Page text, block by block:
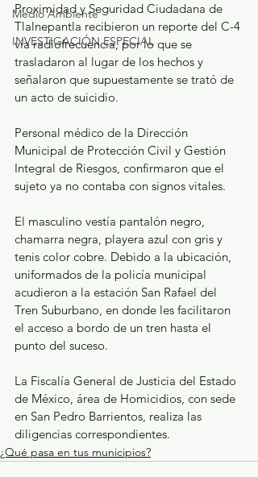
Medio Ambiente
INVESTIGACIÓN ESPECIAL
Proximidad y Seguridad Ciudadana de
Tlalnepantla recibieron un reporte del C-4
vía radiofrecuencia, por lo que se
trasladaron al lugar de los hechos y
señalaron que supuestamente se trató de
un acto de suicidio.
Personal médico de la Dirección
Municipal de Protección Civil y Gestión
Integral de Riesgos, confirmaron que el
sujeto ya no contaba con signos vitales.
El masculino vestía pantalón negro,
chamarra negra, playera azul con gris y
tenis color cobre. Debido a la ubicación,
uniformados de la policía municipal
acudieron a la estación San Rafael del
Tren Suburbano, en donde les facilitaron
el acceso a bordo de un tren hasta el
punto del suceso.
La Fiscalía General de Justicia del Estado
de México, área de Homicidios, con sede
en San Pedro Barrientos, realiza las
diligencias correspondientes.
¿Qué pasa en tus municipios?